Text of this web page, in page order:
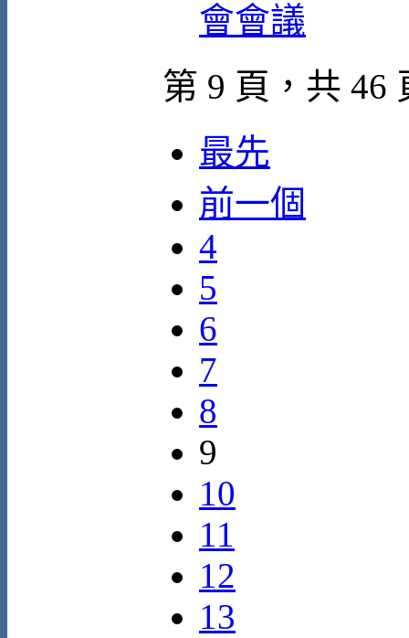
會會議
第 9 頁，共 46
最先
前一個
4
5
6
7
8
9
10
11
12
13